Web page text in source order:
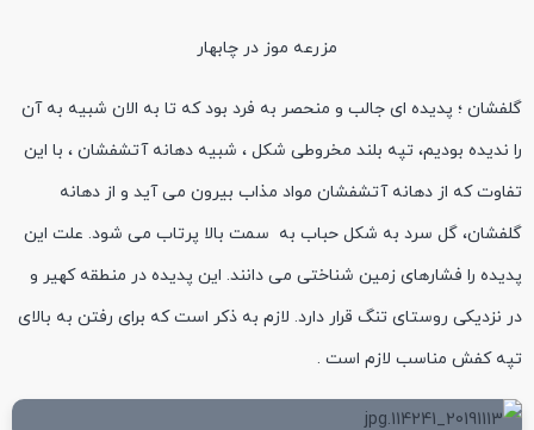
مزرعه موز در چابهار
گلفشان ؛ پدیده ای جالب و منحصر به فرد بود که تا به الان شبیه به آن
را ندیده بودیم، تپه بلند مخروطی شکل ، شبیه دهانه آتشفشان ، با این
تفاوت که از دهانه آتشفشان مواد مذاب بیرون می آید و از دهانه
گلفشان، گل سرد به شکل حباب به سمت بالا پرتاب می شود. علت این
پدیده را فشارهای زمین شناختی می دانند. این پدیده در منطقه کهیر و
در نزدیکی روستای تنگ قرار دارد. لازم به ذکر است که برای رفتن به بالای
تپه کفش مناسب لازم است .